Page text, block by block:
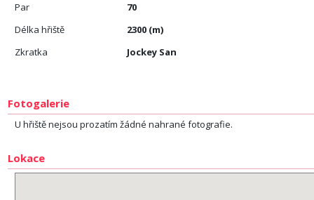
Par
70
Délka hřiště
2300 (m)
Zkratka
Jockey San
Fotogalerie
U hřiště nejsou prozatím žádné nahrané fotografie.
Lokace